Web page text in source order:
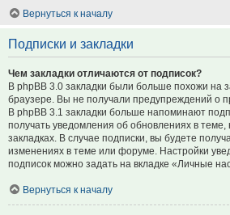
Вернуться к началу
Подписки и закладки
Чем закладки отличаются от подписок?
В phpBB 3.0 закладки были больше похожи на
браузере. Вы не получали предупреждений о
В phpBB 3.1 закладки больше напоминают
получать уведомления об обновлениях в теме,
закладках. В случае подписки, вы будете
изменениях в теме или форуме. Настройки
подписок можно задать на вкладке «Личные
Вернуться к началу